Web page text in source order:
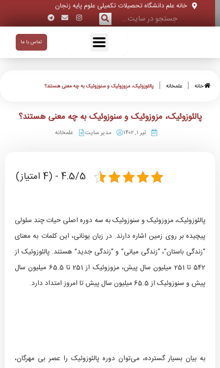
خانه علم دانشگاه تحصیلات تکمیلی علوم پایه زنجان
تماس با ما
خانه علمخانه پالئوزوئیک، مزوزوئیک و سنوزوئیک به چه معنی هستند؟
پالئوزوئیک، مزوزوئیک و سنوزوئیک به چه معنی هستند؟
تیر ۱, ۱۴۰۲ مدیر سایت علمخانه
4.5/5 - (4 امتیاز)
پالئوزوئیک، مزوزوئیک و سنوزوئیک به سه دوره اصلی حیات چند سلولی
پیچیده بر روی زمین اشاره دارند. در زبان یونانی، این کلمات به معنای
“زندگی باستان”، “زندگی میانی” و “زندگی جدید” هستند. پالئوزوئیک از
542 تا 251 میلیون سال پیش، مزوزوئیک از 251 تا 65.5 میلیون سال
پیش و سنوزوئیک از 65.5 میلیون سال پیش تا امروز امتداد دارد.
به بیان بسیار گسترده، می‌توان دوره پالئوزوئیک را عصر بی مهرگان،